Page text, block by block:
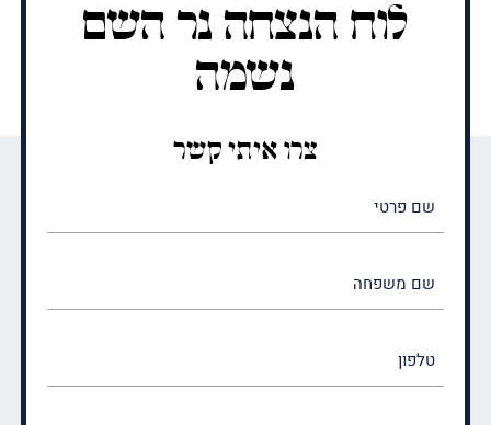
לוח הנצחה נר השם
נשמה
צרו איתי קשר
(חובה)
(חובה)